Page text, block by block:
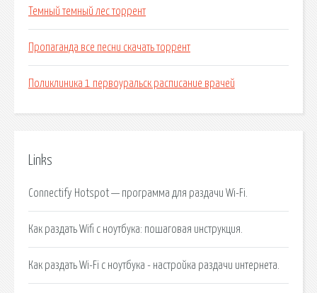
Темный темный лес торрент
Пропаганда все песни скачать торрент
Поликлиника 1 первоуральск расписание врачей
Links
Connectify Hotspot — программа для раздачи Wi-Fi.
Как раздать Wifi с ноутбука: пошаговая инструкция.
Как раздать Wi-Fi с ноутбука - настройка раздачи интернета.